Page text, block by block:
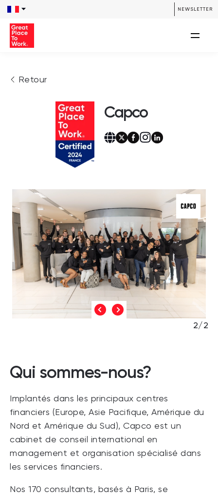
NEWSLETTER
Retour
Capco
2/2
Qui sommes-nous?
Implantés dans les principaux centres
financiers (Europe, Asie Pacifique, Amérique du
Nord et Amérique du Sud), Capco est un
cabinet de conseil international en
management et organisation spécialisé dans
les services financiers.
Nos 170 consultants, basés à Paris, se